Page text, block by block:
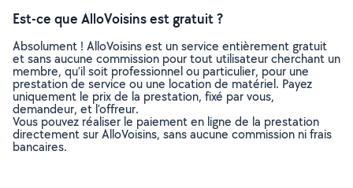
Est-ce que AlloVoisins est gratuit ?
Absolument ! AlloVoisins est un service entièrement gratuit
et sans aucune commission pour tout utilisateur cherchant un
membre, qu’il soit professionnel ou particulier, pour une
prestation de service ou une location de matériel. Payez
uniquement le prix de la prestation, fixé par vous,
demandeur, et l’offreur.
Vous pouvez réaliser le paiement en ligne de la prestation
directement sur AlloVoisins, sans aucune commission ni frais
bancaires.